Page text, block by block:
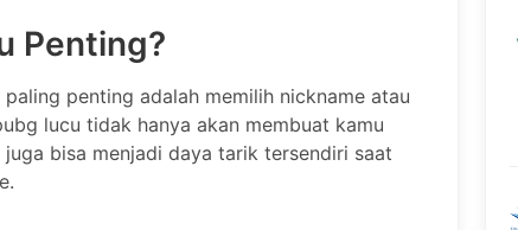
Penting?
penting adalah memilih nickname atau
lucu tidak hanya akan membuat kamu
bisa menjadi daya tarik tersendiri saat